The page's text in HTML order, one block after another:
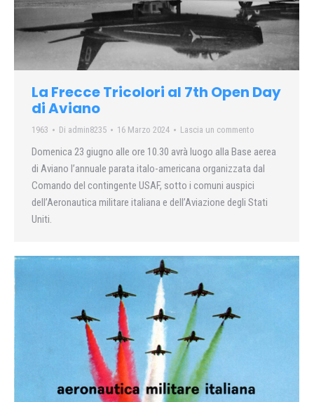
La Frecce Tricolori al 7th Open Day
di Aviano
1963 Di admin8235 16 Marzo 2024 Lascia un commento
Domenica 23 giugno alle ore 10.30 avrà luogo alla Base aerea
di Aviano l’annuale parata italo-americana organizzata dal
Comando del contingente USAF, sotto i comuni auspici
dell’Aeronautica militare italiana e dell’Aviazione degli Stati
Uniti.